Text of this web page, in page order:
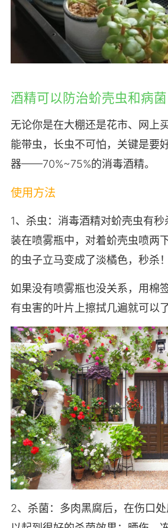
酒精可以防治蚧壳虫和病菌
无论你是在大棚还是花市、网上
能带虫，长虫不可怕，关键是要
器——70%~75%的消毒酒精。
使用方法
1、杀虫：消毒酒精对蚧壳虫有
装在喷雾瓶中，对着蚧壳虫喷两
的虫子立马变成了淡橘色，秒杀！
如果没有喷雾瓶也没关系，用棉
有虫害的叶片上擦拭几遍就可以了
2、杀菌：多肉黑腐后，在伤口